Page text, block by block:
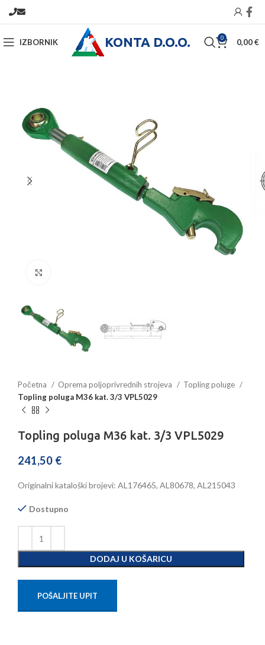
IZBORNIK KONTA D.O.O. 0 0,00€
Početna Oprema poljoprivrednih strojeva
Topling poluge
Topling poluga M36 kat. 3/3 VPL5029
Topling poluga M36 kat. 3/3 VPL5029
241,50 €
Originalni kataloški brojevi: AL176465, AL80678, AL215043
Dostupno
DODAJ U KOŠARICU
POŠALJITE UPIT